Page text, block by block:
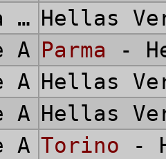
Coppa Italia Hellas
A Parma -
A Hellas
A Hellas
A Torino -